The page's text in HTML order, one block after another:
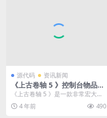
源代码 资讯新闻
《上古卷轴 5 》控制台物品获
得代码4—装备
《上古卷轴 5 》是一款非常宏大的
史诗制开放游戏，想必有很多小伙
伴都进游戏体验过...
4 年前 490